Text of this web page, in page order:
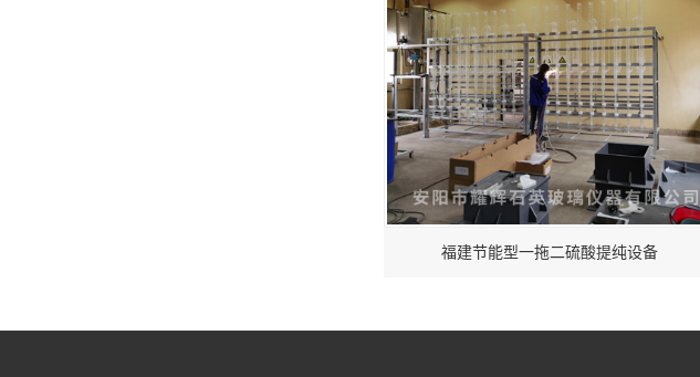
福建节能型一拖二硫酸提纯设备